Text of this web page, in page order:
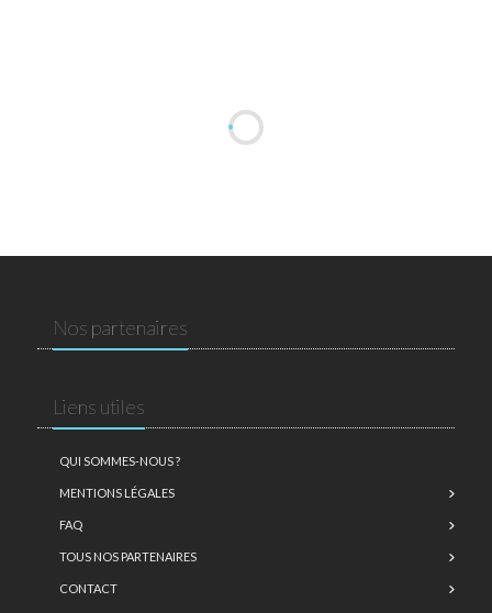
Nos partenaires
Liens utiles
QUI SOMMES-NOUS ?
MENTIONS LÉGALES
FAQ
TOUS NOS PARTENAIRES
CONTACT